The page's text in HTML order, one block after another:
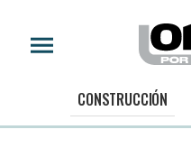
CONSTRUCCIÓN